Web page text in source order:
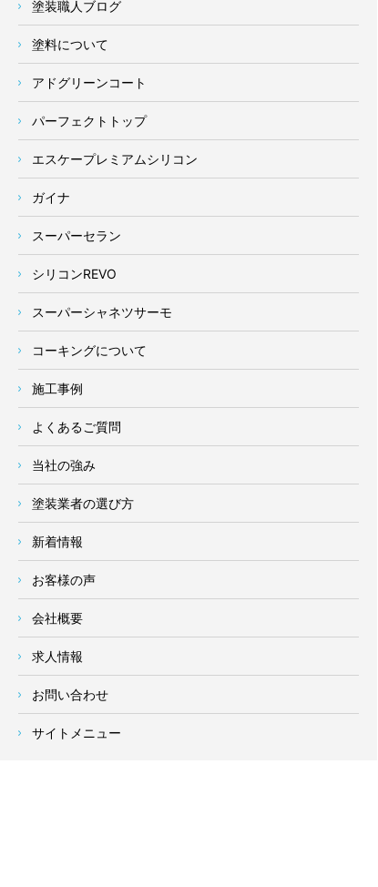
塗装職人ブログ
塗料について
アドグリーンコート
パーフェクトトップ
エスケープレミアムシリコン
ガイナ
スーパーセラン
シリコンREVO
スーパーシャネツサーモ
コーキングについて
施工事例
よくあるご質問
当社の強み
塗装業者の選び方
新着情報
お客様の声
会社概要
求人情報
お問い合わせ
サイトメニュー